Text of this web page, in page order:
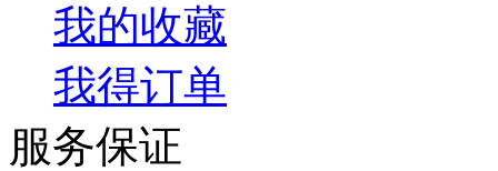
我的收藏
我得订单
服务保证